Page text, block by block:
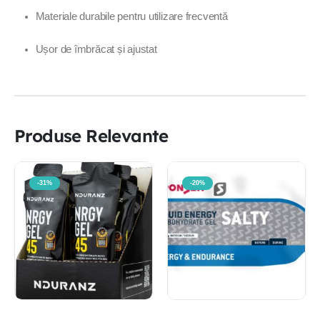
Materiale durabile pentru utilizare frecventă
Ușor de îmbrăcat și ajustat
Produse Relevante
-31% -20%